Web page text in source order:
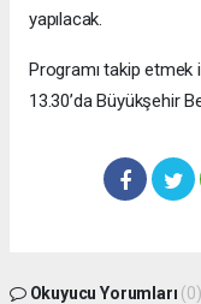
yapılacak.
Programı takip etmek
13.30’da Büyükşehir
Okuyucu Yorumları (0)